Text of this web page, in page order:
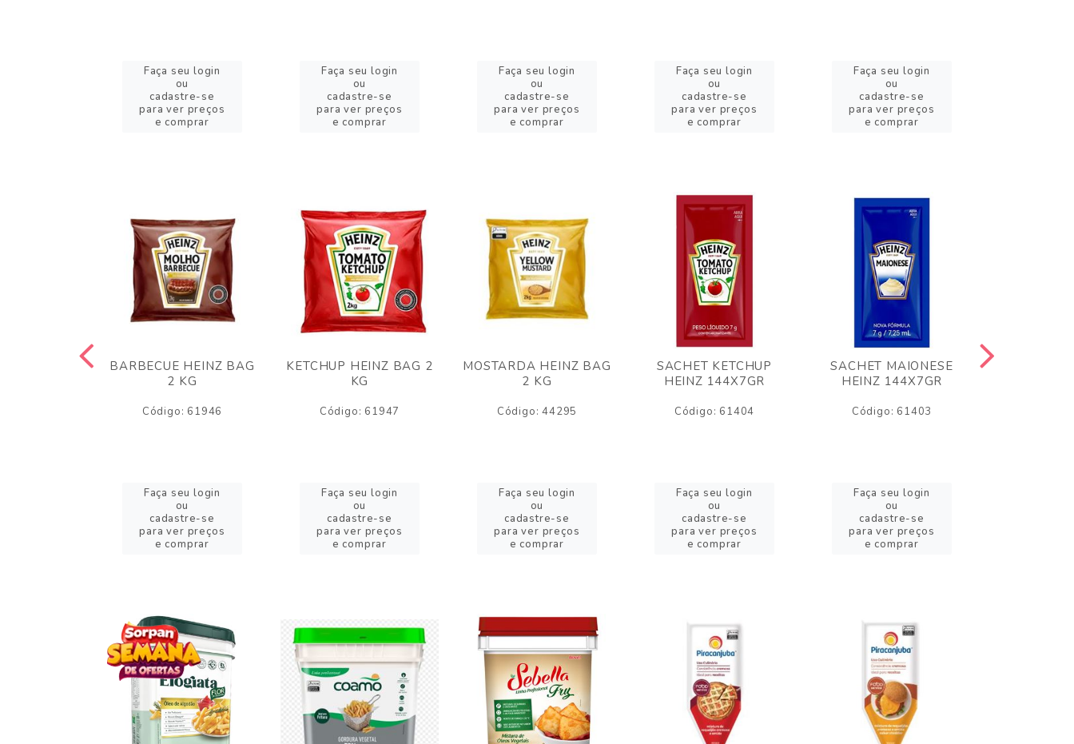
Faça seu login
ou
cadastre-se
para ver preços
e comprar
Faça seu login
ou
cadastre-se
para ver preços
e comprar
Faça seu login
ou
cadastre-se
para ver preços
e comprar
Faça seu login
ou
cadastre-se
para ver preços
e comprar
Faça seu login
ou
cadastre-se
para ver preços
e comprar
BARBECUE HEINZ BAG
2 KG
Código: 61946
Faça seu login
ou
cadastre-se
para ver preços
e comprar
KETCHUP HEINZ BAG 2
KG
Código: 61947
Faça seu login
ou
cadastre-se
para ver preços
e comprar
MOSTARDA HEINZ BAG
2 KG
Código: 44295
Faça seu login
ou
cadastre-se
para ver preços
e comprar
SACHET KETCHUP
HEINZ 144X7GR
Código: 61404
Faça seu login
ou
cadastre-se
para ver preços
e comprar
SACHET MAIONESE
HEINZ 144X7GR
Código: 61403
Faça seu login
ou
cadastre-se
para ver preços
e comprar